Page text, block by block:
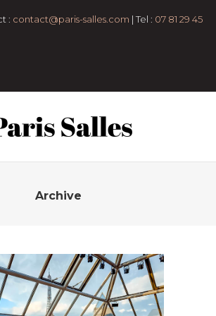
: contact@paris-salles.com | Tel : 07 81 29 45
Archive
congrés et
Petit format
Pop-up
de diplôme Rooftop
ANATOLE
50 à 100 pers 7e
Anniversaire Bar-